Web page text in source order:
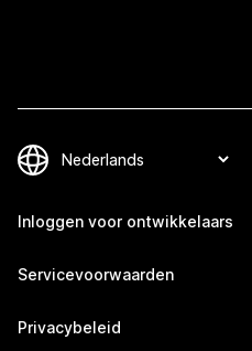
Inloggen voor ontwikkelaars
Servicevoorwaarden
Privacybeleid